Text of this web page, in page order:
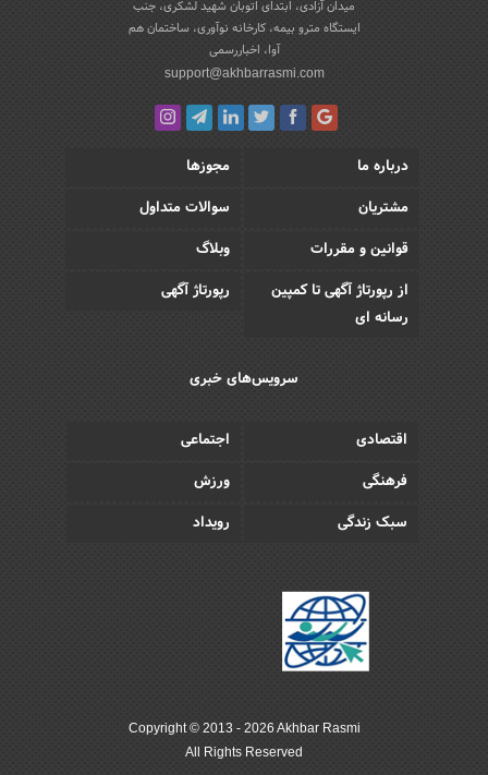
میدان آزادی، ابتدای اتوبان شهید لشکری، جنب
ایستگاه مترو بیمه، کارخانه نوآوری، ساختمان هم
آوا، اخباررسمی
support@akhbarrasmi.com
درباره ما
مجوزها
مشتریان
سوالات متداول
قوانین و مقررات
وبلاگ
از رپورتاژ آگهی تا کمپین
رسانه ای
رپورتاژ آگهی
سرویس‌های خبری
اقتصادی
اجتماعی
فرهنگی
ورزش
سبک زندگی
رویداد
Copyright © 2013 - 2026 Akhbar Rasmi
All Rights Reserved